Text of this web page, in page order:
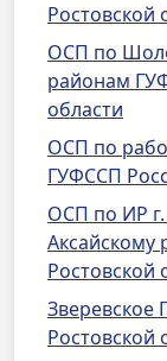
Ростовской
ОСП по
районам
области
ОСП по
ГУФССП
ОСП по ИР г.
Аксайскому
Ростовской
Ростовской